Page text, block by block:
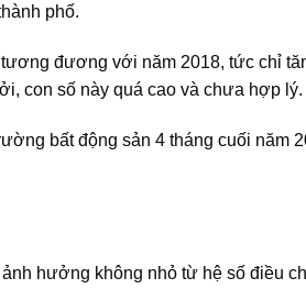
phố.
đương với năm 2018, tức chỉ
con số này quá cao và chưa hợp lý.
hưởng không nhỏ từ hệ số điều